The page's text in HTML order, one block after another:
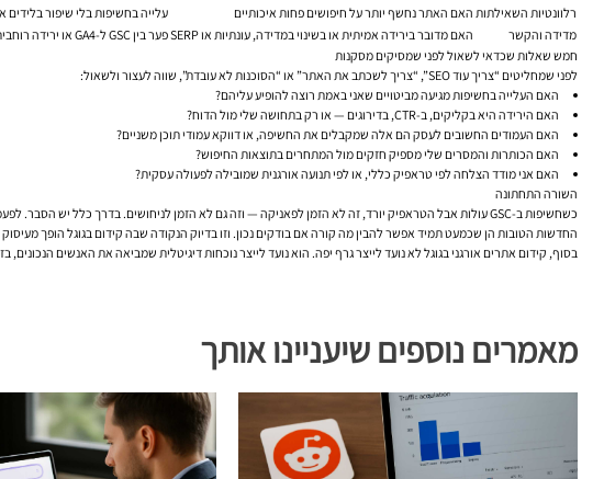
רלוונטיות השאילתות האם האתר נחשף יותר על חיפושים פחות איכותיים עלייה בחשיפות בלי שיפור בלידים
מדידה והקשר
האם מדובר בירידה אמיתית או בשינוי במדידה, עונתיות או SERP פער בין GSC ל-GA4 או ירידה רוחבית בענף
חמש שאלות שכדאי לשאול לפני שמסיקים מסקנות
לפני שמחליטים “צריך עוד SEO”, “צריך לשכתב את האתר” או “הסוכנות לא עובדת”, שווה לעצור ולשאול:
האם העלייה בחשיפות מגיעה מביטויים שאני באמת רוצה להופיע עליהם?
האם הירידה היא בקליקים, ב-CTR, בדירוגים — או רק בתחושה שלי מול הדוח?
האם העמודים החשובים לעסק הם אלה שמקבלים את החשיפה, או דווקא עמודי תוכן משניים?
האם הכותרות והמסרים שלי מספיק חזקים מול המתחרים בתוצאות החיפוש?
האם אני מודד הצלחה לפי טראפיק כללי, או לפי תנועה אורגנית שמובילה לפעולה עסקית?
השורה התחתונה
כשחשיפות ב-GSC עולות אבל הטראפיק יורד, זה לא הזמן לפאניקה — וזה גם לא הזמן לניחושים. בדרך כלל יש הסבר. לפעמים מדובר בחדירה ראשונית למיקומים חדשים, לפעמים בשחיקה ב-CTR, לפעמים בחשיפה על חיפושים פחות מדויקים, ולפעמים בכלל בשינוי מדידה או בהקשר של השוק.
החדשות הטובות הן שכמעט תמיד אפשר להבין מה קורה אם בודקים נכון. וזו בדיוק הנקודה שבה קידום בגוגל הופך
בסוף, קידום אתרים אורגני בגוגל לא נועד לייצר גרף יפה. הוא נועד לייצר נוכחות דיגיטלית שמביאה את האנשים הנכונים,
מאמרים נוספים שיעניינו אותך